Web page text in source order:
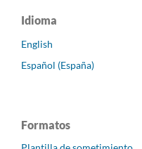
Idioma
English
Español (España)
Formatos